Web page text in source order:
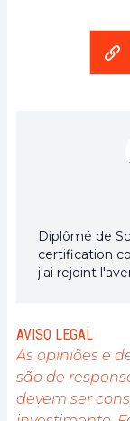
Diplômé de
certification
j'ai rejoint
l'engagement
public sur cet
Mon objectif
comprendre
opportunités
de fournir une
AVISO LEGAL
As opiniões e
são de
devem ser